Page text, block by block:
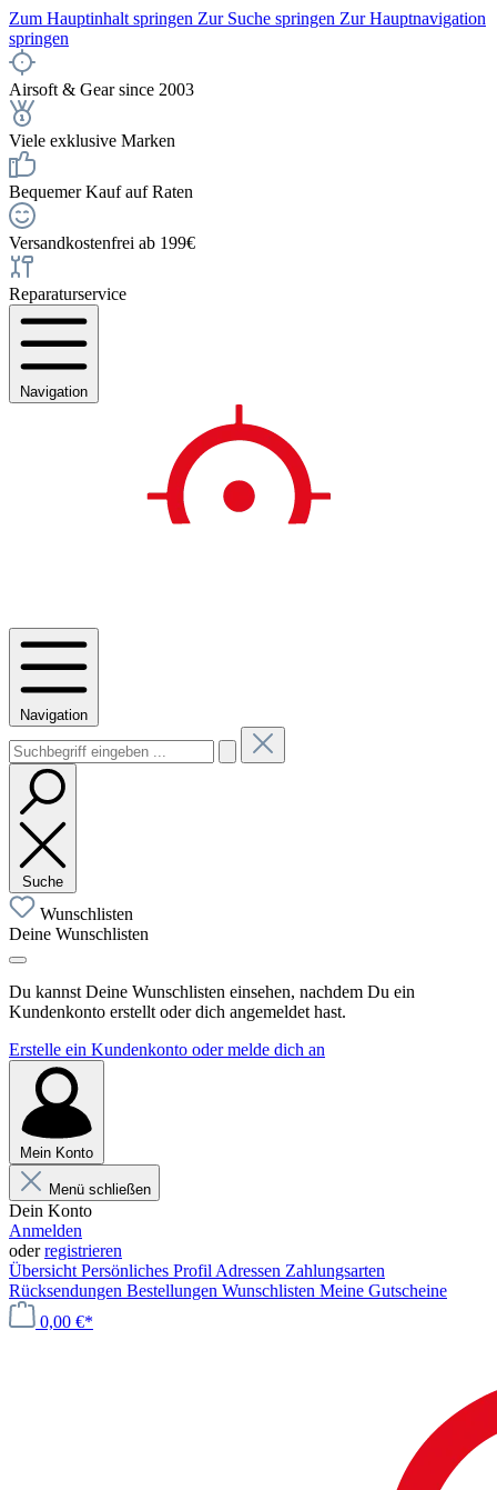
Zum Hauptinhalt springen Zur Suche springen Zur Hauptnavigation
springen
Airsoft & Gear since 2003
Viele exklusive Marken
Bequemer Kauf auf Raten
Versandkostenfrei ab 199€
Reparaturservice
Navigation
Navigation
Suche
Wunschlisten
Deine Wunschlisten
Du kannst Deine Wunschlisten einsehen, nachdem Du ein
Kundenkonto erstellt oder dich angemeldet hast.
Erstelle ein Kundenkonto oder melde dich an
Mein Konto
Menü schließen
Dein Konto
Anmelden
oderregistrieren
Übersicht Persönliches Profil Adressen Zahlungsarten
Rücksendungen Bestellungen Wunschlisten Meine Gutscheine
0,00 €*